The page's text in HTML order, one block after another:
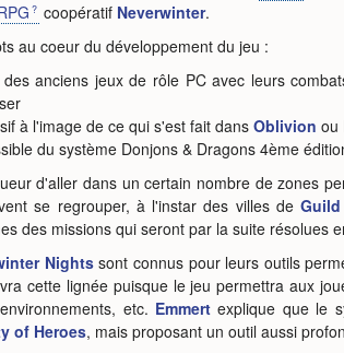
coopératif Neverwinter.
au coeur du développement du jeu :
anciens jeux de rôle PC avec leurs
à l'image de ce qui s'est fait dansOblivion ou
du système Donjons & Dragons 4ème
d'aller dans un certain nombre de zones
se regrouper, à l'instar des villes de
des missions qui seront par la suite résolues
Nightssont connus pour leurs outils
cette lignée puisque le jeu permettra aux
etc. Emmert explique que le
of Heroes, mais proposant un outil aussi